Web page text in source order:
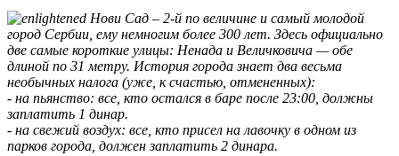
Нови Сад – 2-й по величине и самый молодой
город Сербии, ему немногим более 300 лет. Здесь официально
две самые короткие улицы: Ненада и Величковича — обе
длиной по 31 метру. История города знает два весьма
необычных налога (уже, к счастью, отмененных):
- на пьянство: все, кто остался в баре после 23:00, должны
заплатить 1 динар.
- на свежий воздух: все, кто присел на лавочку в одном из
парков города, должен заплатить 2 динара.